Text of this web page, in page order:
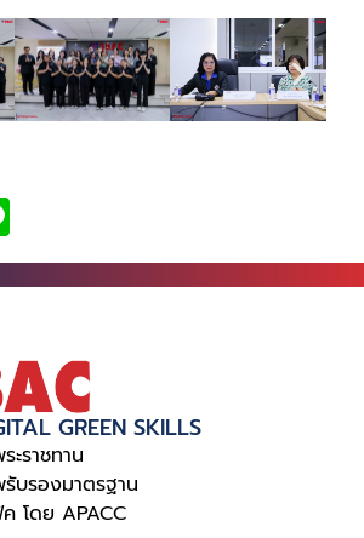
GREEN SKILLS
ะราชทาน
บรองมาตรฐาน
โดย APACC